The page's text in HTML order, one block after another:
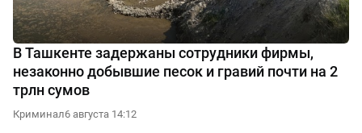
В Ташкенте задержаны сотрудники фирмы,
незаконно добывшие песок и гравий почти на 2
трлн сумов
Криминал6 августа 14:12